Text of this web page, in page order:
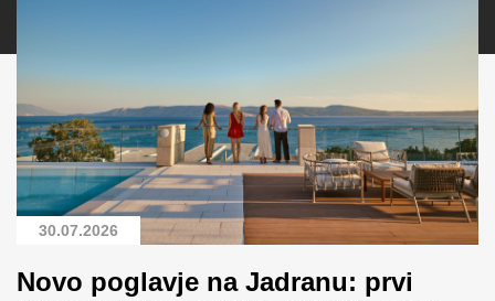
30.07.2026
Novo poglavje na Jadranu: prvi